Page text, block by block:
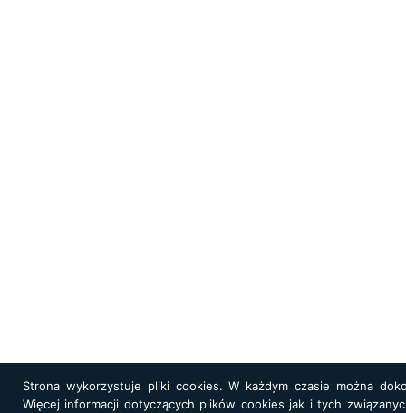
Strona wykorzystuje pliki cookies. W każdym czasie można
Więcej informacji dotyczących plików cookies jak i tych